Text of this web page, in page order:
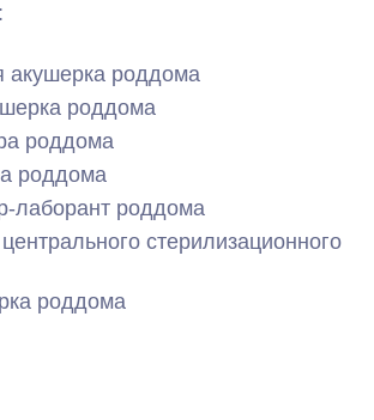
роддома
роддома
роддома
роддома
лаборант роддома
стерилизационного
роддома